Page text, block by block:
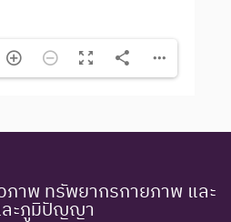
าพ ทรัพยากรกายภาพ และ
ะภูมิปัญญา